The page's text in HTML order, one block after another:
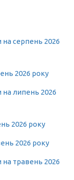
на серпень 2026
2026 року
на липень 2026
2026 року
2026 року
на травень 2026